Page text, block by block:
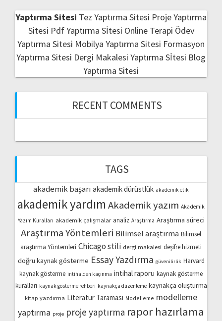
Yaptırma Sitesi Tez Yaptırma Sitesi Proje Yaptırma
Sitesi Pdf Yaptırma Sİtesi Online Terapi Ödev
Yaptırma Sitesi Mobilya Yaptırma Sitesi Formasyon
Yaptırma Sitesi Dergi Makalesi Yaptırma Sİtesi Blog
Yaptırma Sitesi
RECENT COMMENTS
TAGS
akademik başarı akademik dürüstlük akademik etik
akademik yardımAkademik yazım Akademik
Yazım Kuralları akademik çalışmalar analiz Araştırma Araştırma süreci
Araştırma Yöntemleri Bilimsel araştırma Bilimsel
araştırma Yöntemleri Chicago stili dergi makalesi deşifre hizmeti
doğru kaynak gösterme Essay Yazdırma güvenilirlik Harvard
kaynak gösterme intihalden kaçınma intihal raporu kaynak gösterme
kuralları kaynak gösterme rehberi kaynakça düzenleme kaynakça oluşturma
kitap yazdırma Literatür Taraması Modelleme modelleme
yaptırma proje proje yaptırma rapor hazırlama